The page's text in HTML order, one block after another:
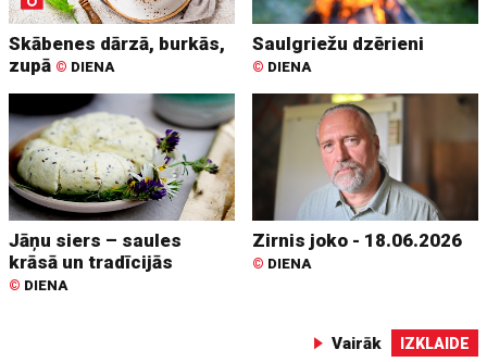
Skābenes dārzā, burkās,
zupā © DIENA
Saulgriežu dzērieni
© DIENA
Jāņu siers – saules
krāsā un tradīcijās
© DIENA
Zirnis joko - 18.06.2026
© DIENA
Vairāk IZKLAIDE